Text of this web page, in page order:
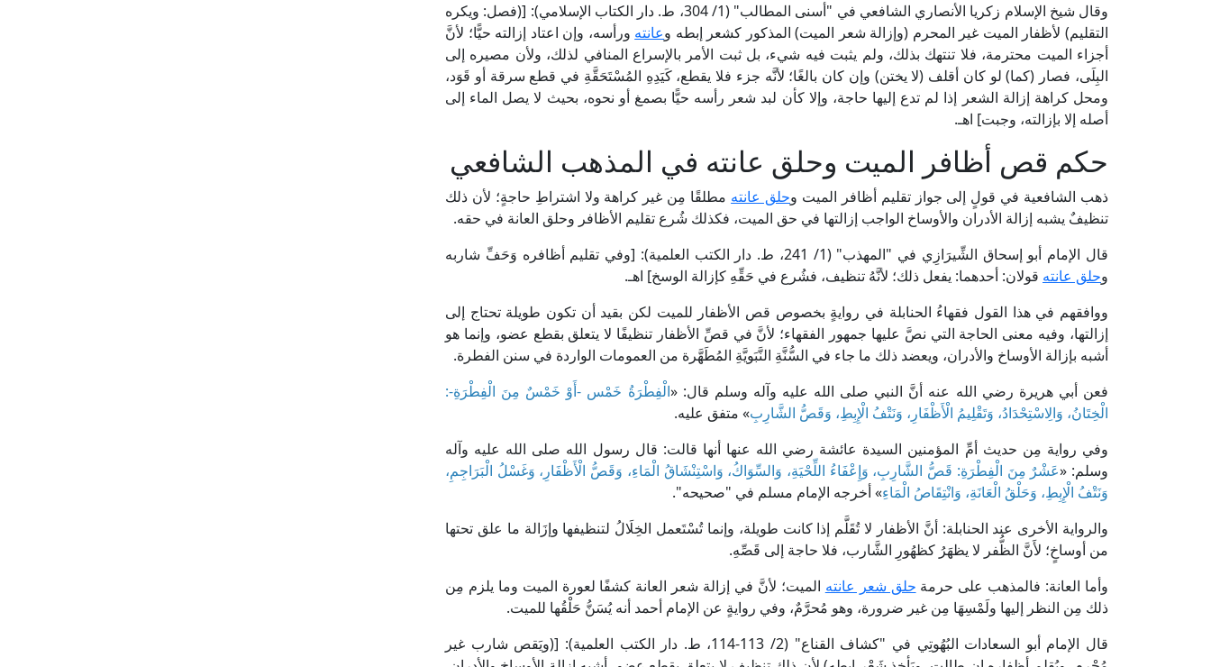
وقال شيخ الإسلام زكريا الأنصاري الشافعي في "أسنى المطالب" (1/ 304، ط. دار الكتاب الإسلامي): [(فصل: ويكره
التقليم) لأظفار الميت غير المحرم (وإزالة شعر الميت) المذكور كشعر إبطه وعانته ورأسه، وإن اعتاد إزالته حيًّا؛ لأنَّ
أجزاء الميت محترمة، فلا تنتهك بذلك، ولم يثبت فيه شيء، بل ثبت الأمر بالإسراع المنافي لذلك، ولأن مصيره إلى
البِلَى، فصار (كما) لو كان أقلف (لا يختن) وإن كان بالغًا؛ لأنَّه جزء فلا يقطع، كَيَدِهِ المُسْتَحَقَّةِ في قطع سرقة أو قَوَد،
ومحل كراهة إزالة الشعر إذا لم تدع إليها حاجة، وإلا كأن لبد شعر رأسه حيًّا بصمغ أو نحوه، بحيث لا يصل الماء إلى
أصله إلا بإزالته، وجبت] اهـ.
حكم قص أظافر الميت وحلق عانته في المذهب الشافعي
ذهب الشافعية في قولٍ إلى جواز تقليم أظافر الميت وحلق عانته مطلقًا مِن غير كراهة ولا اشتراطِ حاجةٍ؛ لأن ذلك
تنظيفٌ يشبه إزالة الأدران والأوساخ الواجب إزالتها في حق الميت، فكذلك شُرع تقليم الأظافر وحلق العانة في حقه.
قال الإمام أبو إسحاق الشِّيرَازِي في "المهذب" (1/ 241، ط. دار الكتب العلمية): [وفي تقليم أظافره وَحَفِّ شاربه
وحلق عانته قولان: أحدهما: يفعل ذلك؛ لأنَّهُ تنظيف، فشُرع في حَقِّهِ كإزالة الوسخ] اهـ.
ووافقهم في هذا القول فقهاءُ الحنابلة في روايةٍ بخصوص قص الأظفار للميت لكن بقيد أن تكون طويلة تحتاج إلى
إزالتها، وفيه معنى الحاجة التي نصَّ عليها جمهور الفقهاء؛ لأنَّ في قصِّ الأظفار تنظيفًا لا يتعلق بقطع عضو، وإنما هو
أشبه بإزالة الأوساخ والأدران، ويعضد ذلك ما جاء في السُّنَّةِ النَّبَويَّةِ المُطَهَّرة من العمومات الواردة في سنن الفطرة.
فعن أبي هريرة رضي الله عنه أنَّ النبي صلى الله عليه وآله وسلم قال: «الْفِطْرَةُ خَمْس -أَوْ خَمْسٌ مِنَ الْفِطْرَةِ-:
الْخِتَانُ، وَالِاسْتِحْدَادُ، وَتَقْلِيمُ الْأَظْفَارِ، وَنَتْفُ الْإِبِطِ، وَقَصُّ الشَّارِبِ» متفق عليه.
وفي رواية مِن حديث أمِّ المؤمنين السيدة عائشة رضي الله عنها أنها قالت: قال رسول الله صلى الله عليه وآله
وسلم: «عَشْرٌ مِنَ الْفِطْرَةِ: قَصُّ الشَّارِبِ، وَإِعْفَاءُ اللِّحْيَةِ، وَالسِّوَاكُ، وَاسْتِنْشَاقُ الْمَاءِ، وَقَصُّ الْأَظْفَارِ، وَغَسْلُ الْبَرَاجِمِ،
وَنَتْفُ الْإِبِطِ، وَحَلْقُ الْعَانَةِ، وَانْتِقَاصُ الْمَاءِ» أخرجه الإمام مسلم في "صحيحه".
والرواية الأخرى عند الحنابلة: أنَّ الأظفار لا تُقَلَّم إذا كانت طويلة، وإنما تُسْتَعمل الخِلَالُ لتنظيفها وإزَالة ما علق تحتها
من أوساخٍ؛ لأَنَّ الظُّفر لا يظهَرُ كظهُورِ الشَّارب، فلا حاجة إلى قَصِّهِ.
وأما العانة: فالمذهب على حرمة حلق شعر عانته الميت؛ لأنَّ في إزالة شعر العانة كشفًا لعورة الميت وما يلزم مِن
ذلك مِن النظر إليها ولَمْسِهَا مِن غير ضرورة، وهو مُحرَّمٌ، وفي روايةٍ عن الإمام أحمد أنه يُسَنُّ حَلْقُها للميت.
قال الإمام أبو السعادات البُهُوتِي في "كشاف القناع" (2/ 113-114، ط. دار الكتب العلمية): [(ويَقص شارب غير